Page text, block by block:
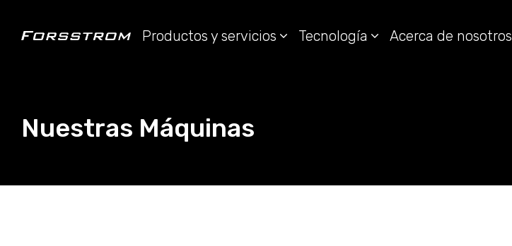
Productos y servicios Tecnología Acerca de nosotros
Nuestras Máquinas